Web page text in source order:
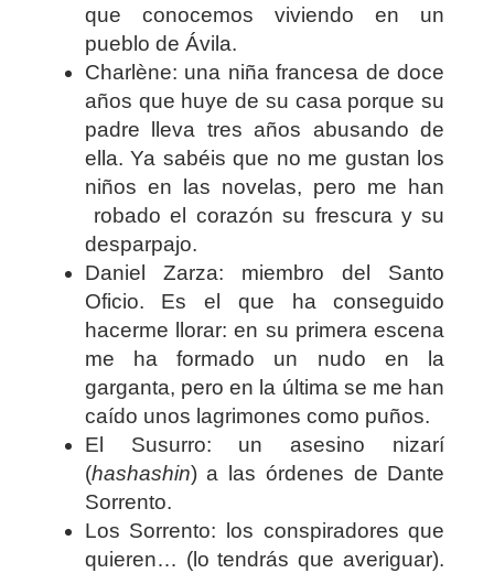
que conocemos viviendo en un
pueblo de Ávila.
Charlène: una niña francesa de doce
años que huye de su casa porque su
padre lleva tres años abusando de
ella. Ya sabéis que no me gustan los
niños en las novelas, pero me han
robado el corazón su frescura y su
desparpajo.
Daniel Zarza: miembro del Santo
Oficio. Es el que ha conseguido
hacerme llorar: en su primera escena
me ha formado un nudo en la
garganta, pero en la última se me han
caído unos lagrimones como puños.
El Susurro: un asesino nizarí
(hashashin) a las órdenes de Dante
Sorrento.
Los Sorrento: los conspiradores que
quieren… (lo tendrás que averiguar).